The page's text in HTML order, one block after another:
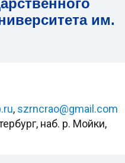
им.
, szrncrao@gmail.com
наб. р. Мойки,